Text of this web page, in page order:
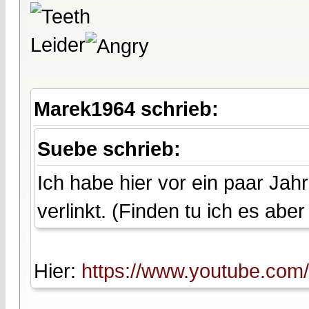
Leider
Marek1964 schrieb:
Suebe schrieb:
Ich habe hier vor ein paar
verlinkt. (Finden tu ich es
Hier: https://